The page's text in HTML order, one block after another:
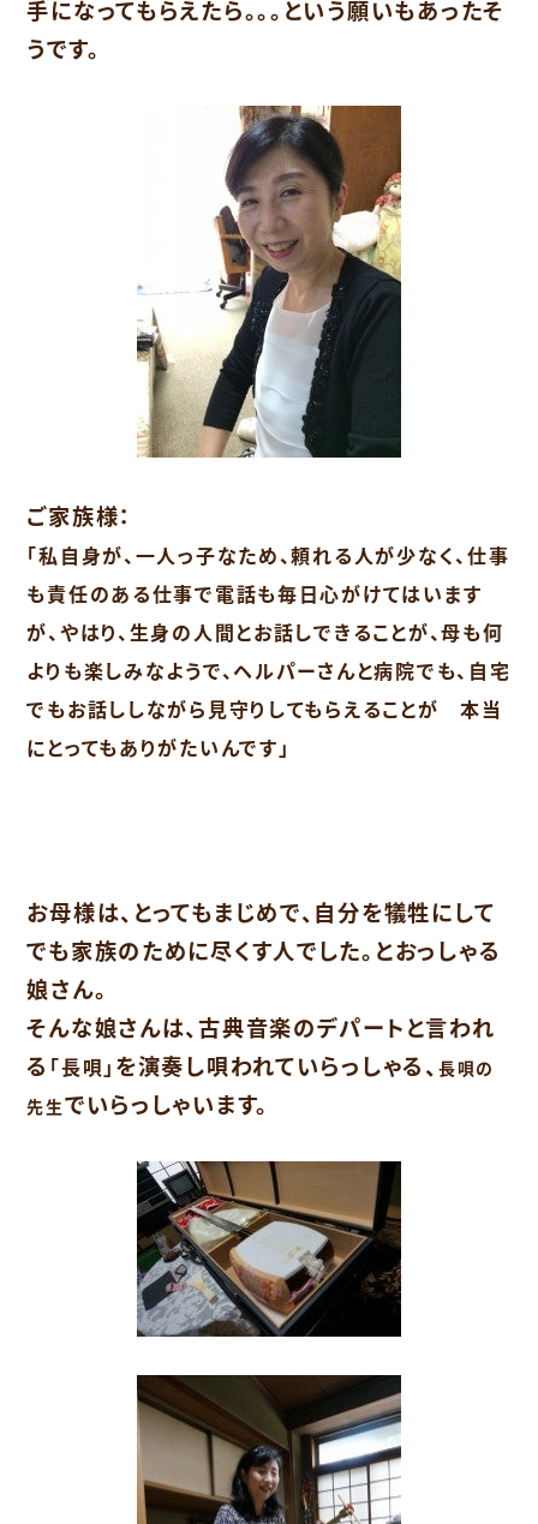
手になってもらえたら。。。という願いもあったそ
うです。
ご家族様：
「私自身が、一人っ子なため、頼れる人が少なく、仕事
も責任のある仕事で電話も毎日心がけてはいます
が、やはり、生身の人間とお話しできることが、母も何
よりも楽しみなようで、ヘルパーさんと病院でも、自宅
でもお話ししながら見守りしてもらえることが 本当
にとってもありがたいんです」
お母様は、とってもまじめで、自分を犠牲にして
でも家族のために尽くす人でした。とおっしゃる
娘さん。
そんな娘さんは、古典音楽のデパートと言われ
る 「長唄」 を演奏し唄われていらっしゃる、 長唄の
先生でいらっしゃいます。